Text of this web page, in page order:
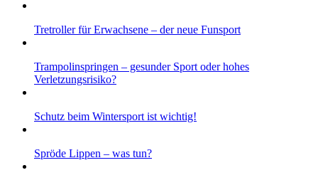
Tretroller für Erwachsene – der neue Funsport
Trampolinspringen – gesunder Sport oder hohes
Verletzungsrisiko?
Schutz beim Wintersport ist wichtig!
Spröde Lippen – was tun?